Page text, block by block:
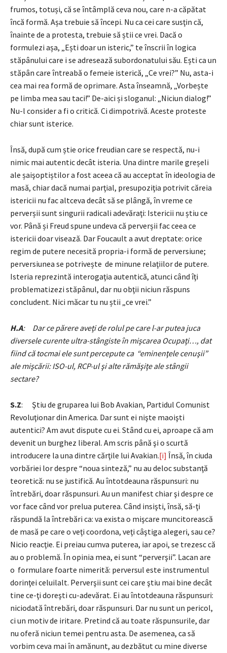
frumos, totuși, că se întâmplă ceva nou, care n-a căpătat
încă formă. Așa trebuie să începi. Nu ca cei care susţin că,
înainte de a protesta, trebuie să știi ce vrei. Dacă o
formulezi așa, „Ești doar un isteric,” te înscrii în logica
stăpânului care i se adresează subordonatului său. Ești ca un
stăpân care întreabă o femeie isterică, „Ce vrei?” Nu, asta-i
cea mai rea formă de oprimare. Asta înseamnă, „Vorbește
pe limba mea sau taci!” De-aici și sloganul: „Niciun dialog!”
Nu-l consider a fi o critică. Ci dimpotrivă. Aceste proteste
chiar sunt isterice.
Însă, după cum știe orice freudian care se respectă, nu-i
nimic mai autentic decât isteria. Una dintre marile greșeli
ale șaişoptiștilor a fost aceea că au acceptat în ideologia de
masă, chiar dacă numai parţial, presupoziţia potrivit căreia
istericii nu fac altceva decât să se plângă, în vreme ce
perverșii sunt singurii radicali adevăraţi: Istericii nu știu ce
vor. Până și Freud spune undeva că perverșii fac ceea ce
istericii doar visează. Dar Foucault a avut dreptate: orice
regim de putere necesită propria-i formă de perversiune;
perversiunea se potrivește de minune relaţiilor de putere.
Isteria reprezintă interogaţia autentică, atunci când îţi
problematizezi stăpânul, dar nu obţii niciun răspuns
concludent. Nici măcar tu nu știi „ce vrei.”
H.A: Dar ce părere aveţi de rolul pe care l-ar putea juca
diversele curente ultra-stângiste în mişcarea Ocupaţi…, dat
fiind că tocmai ele sunt percepute ca “eminenţele cenuşii”
ale mişcării: ISO-ul, RCP-ul şi alte rămăşiţe ale stângii
sectare?
S.Z: Ştiu de gruparea lui Bob Avakian, Partidul Comunist
Revoluţionar din America. Dar sunt ei nişte maoişti
autentici? Am avut dispute cu ei. Stând cu ei, aproape că am
devenit un burghez liberal. Am scris până şi o scurtă
introducere la una dintre cărţile lui Avakian.[i] Însă, în ciuda
vorbăriei lor despre “noua sinteză,” nu au deloc substanţă
teoretică: nu se justifică. Au întotdeauna răspunsuri: nu
întrebări, doar răspunsuri. Au un manifest chiar şi despre ce
vor face când vor prelua puterea. Când insişti, însă, să-ţi
răspundă la întrebări ca: va exista o mişcare muncitorească
de masă pe care o veţi coordona, veţi câştiga alegeri, sau ce?
Nicio reacţie. Ei preiau cumva puterea, iar apoi, se trezesc că
au o problemă. În opinia mea, ei sunt “perverşii”. Lacan are
o formulare foarte nimerită: perversul este instrumentul
dorinţei celuilalt. Perverşii sunt cei care ştiu mai bine decât
tine ce-ţi doreşti cu-adevărat. Ei au întotdeauna răspunsuri:
niciodată întrebări, doar răspunsuri. Dar nu sunt un pericol,
ci un motiv de iritare. Pretind că au toate răspunsurile, dar
nu oferă niciun temei pentru asta. De asemenea, ca să
vorbim ceva mai în amănunt, au dezbătut cu mine diverse